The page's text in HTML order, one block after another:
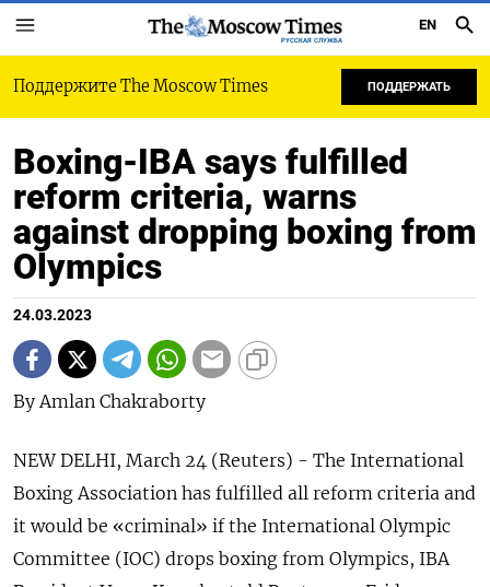
РУССКАЯ СЛУЖБА
EN
Поддержите The Moscow Times ПОДДЕРЖАТЬ
Boxing-IBA says fulfilled
reform criteria, warns
against dropping boxing from
Olympics
24.03.2023
By Amlan Chakraborty
NEW DELHI, March 24 (Reuters) - The International
Boxing Association has fulfilled all reform criteria and
it would be «criminal» if the International Olympic
Committee (IOC) drops boxing from Olympics, IBA